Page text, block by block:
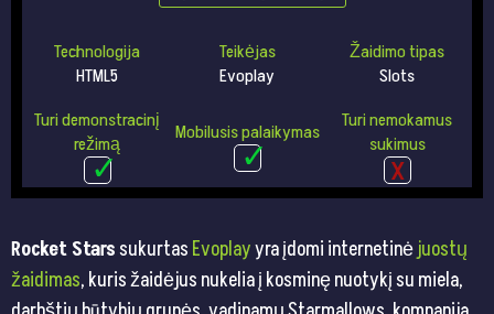
Technologija
HTML5
Teikėjas
Evoplay
Žaidimo tipas
Slots
Turi demonstracinį
režimą
Mobilusis palaikymas
Turi nemokamus
sukimus
Rocket Starssukurtas Evoplayyra įdomi internetinėjuostų
žaidimas, kuris žaidėjus nukelia į kosminę nuotykį su miela,